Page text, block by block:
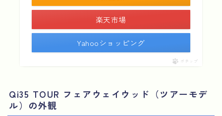
楽天市場
Yahooショッピング
ポチップ
Qi35 TOUR フェアウェイウッド（ツアーモデ
ル）の外観